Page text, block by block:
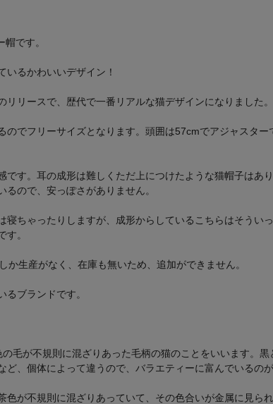
です。
いるかわいいデザイン！
リリースで、歴代で一番リアルな猫デザインになりました。
のでフリーサイズとなります。頭囲は57cmでアジャスター
です。耳の成形は難しくただ上につけたような猫帽子はあ
るので、安っぽさがありません。
寝ちゃったりしますが、成形からしているこちらはそうい
す。
か生産がなく、在庫も無いため、追加ができません。
るブランドです。
毛が不規則に混ざりあった毛柄の猫のことをいいます。
ど、個体によって違うので、バラエティーに富んでいるのが
色が不規則に混ざりあっていて、その色合いが金属に見ら